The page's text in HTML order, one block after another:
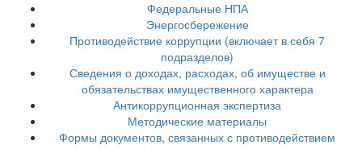
Федеральные НПА
Энергосбережение
Противодействие коррупции (включает в себя 7
подразделов)
Сведения о доходах, расходах, об имуществе и
обязательствах имущественного характера
Антикоррупционная экспертиза
Методические материалы
Формы документов, связанных с противодействием